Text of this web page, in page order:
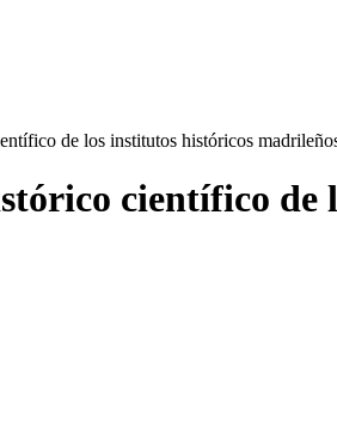
de los institutos históricos
científico